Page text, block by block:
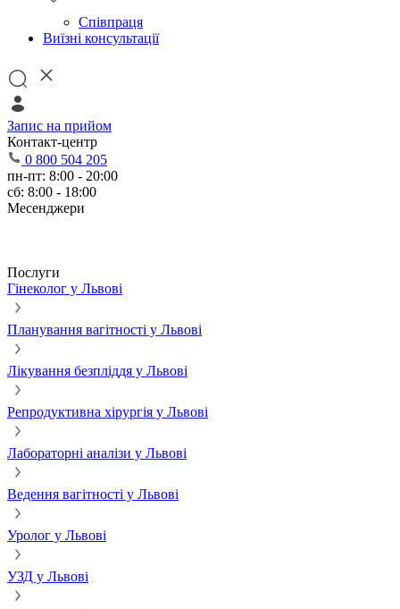
Співпраця
Виїзні консультації
Запис на прийом
Контакт-центр
0 800 504 205
пн-пт: 8:00 - 20:00
сб: 8:00 - 18:00
Месенджери
Послуги
Гінеколог у Львові
Планування вагітності у Львові
Лікування безпліддя у Львові
Репродуктивна хірургія у Львові
Лабораторні аналізи у Львові
Ведення вагітності у Львові
Уролог у Львові
УЗД у Львові